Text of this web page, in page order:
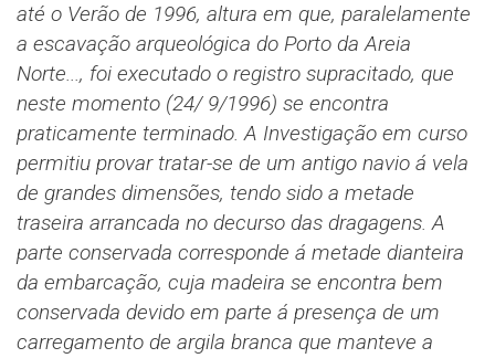
até o Verão de 1996, altura em que, paralelamente
a escavação arqueológica do Porto da Areia
Norte..., foi executado o registro supracitado, que
neste momento (24/ 9/1996) se encontra
praticamente terminado. A Investigação em curso
permitiu provar tratar-se de um antigo navio á vela
de grandes dimensões, tendo sido a metade
traseira arrancada no decurso das dragagens. A
parte conservada corresponde á metade dianteira
da embarcação, cuja madeira se encontra bem
conservada devido em parte á presença de um
carregamento de argila branca que manteve a